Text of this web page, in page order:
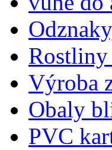
Rostliny
Výroba
Obaly
PVC